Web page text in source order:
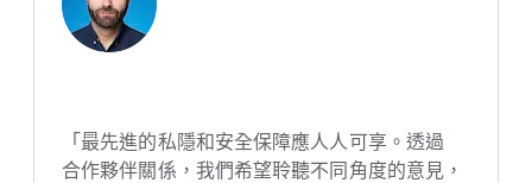
「最​先​進​的​私隱​和​安全​保障​應​人​人​可享。​透過​
合作​夥伴​關係，​我們​希望​聆聽不同​角度​的​意見，​